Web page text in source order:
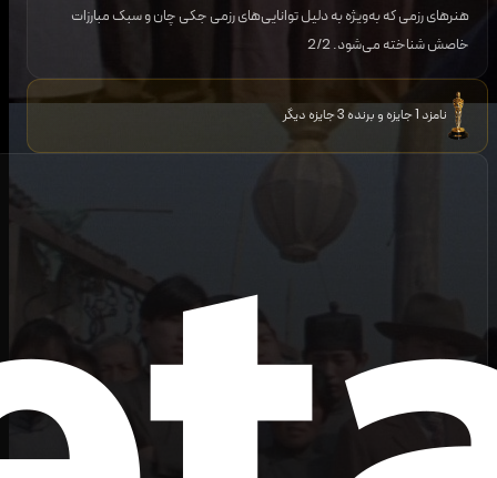
هنرهای رزمی که به‌ویژه به دلیل توانایی‌های رزمی جکی چان و سبک مبارزات
خاصش شناخته می‌شود. 2/2
نامزد 1 جایزه و برنده 3 جایزه دیگر